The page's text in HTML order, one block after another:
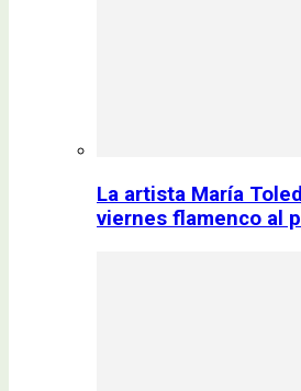
La artista María
viernes flamenco al